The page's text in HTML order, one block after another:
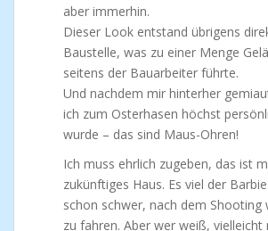
aber immerhin.
Dieser Look entstand übrigens
Baustelle, was zu einer Menge
seitens der Bauarbeiter führte.
Und nachdem mir hinterher
ich zum Osterhasen höchst
wurde – das sind Maus-Ohren!
Ich muss ehrlich zugeben, das ist
zukünftiges Haus. Es viel der
schon schwer, nach dem Shooting
zu fahren. Aber wer weiß, vielleicht